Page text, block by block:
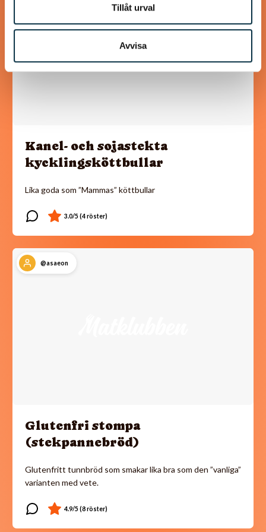
Tillåt urval
Avvisa
Kanel- och sojastekta
kycklingsköttbullar
Lika goda som ”Mammas” köttbullar
@asaeon
Glutenfri stompa
(stekpannebröd)
Glutenfritt tunnbröd som smakar lika bra som den ”vanliga”
varianten med vete.